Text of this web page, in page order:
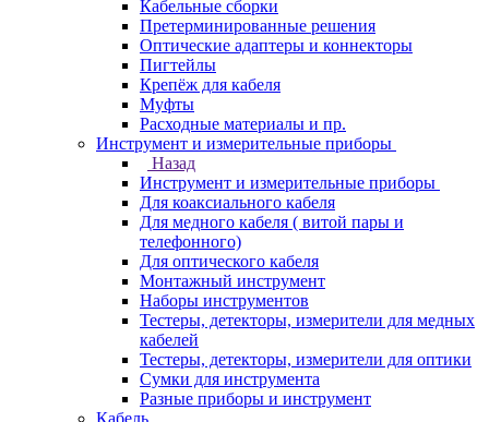
Кабельные сборки
Претерминированные решения
Оптические адаптеры и коннекторы
Пигтейлы
Крепёж для кабеля
Муфты
Расходные материалы и пр.
Инструмент и измерительные приборы
Назад
Инструмент и измерительные приборы
Для коаксиального кабеля
Для медного кабеля ( витой пары и
телефонного)
Для оптического кабеля
Монтажный инструмент
Наборы инструментов
Тестеры, детекторы, измерители для медных
кабелей
Тестеры, детекторы, измерители для оптики
Сумки для инструмента
Разные приборы и инструмент
Кабель